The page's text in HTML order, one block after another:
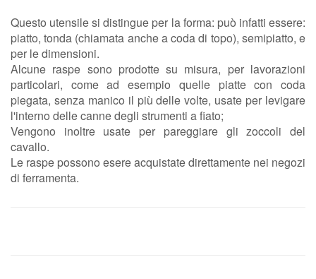
Questo utensile si distingue per la forma: può infatti essere:
piatto, tonda (chiamata anche a coda di topo), semipiatto, e
per le dimensioni.
Alcune raspe sono prodotte su misura, per lavorazioni
particolari, come ad esempio quelle piatte con coda
piegata, senza manico il più delle volte, usate per levigare
l'interno delle canne degli strumenti a fiato;
Vengono inoltre usate per pareggiare gli zoccoli del
cavallo.
Le raspe possono esere acquistate direttamente nei negozi
di ferramenta.